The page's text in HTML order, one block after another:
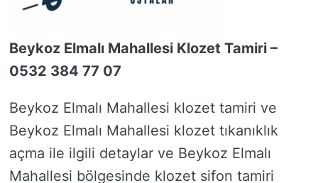
Beykoz Elmalı Mahallesi Klozet Tamiri –
0532 384 77 07
Beykoz Elmalı Mahallesi klozet tamiri ve
Beykoz Elmalı Mahallesi klozet tıkanıklık
açma ile ilgili detaylar ve Beykoz Elmalı
Mahallesi bölgesinde klozet sifon tamiri